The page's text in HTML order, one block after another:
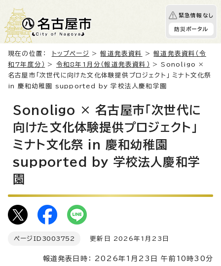
緊急情報なし
防災ポータル
現在の位置： トップページ >報道発表資料 >報道発表資料（令
和7年度分）
> 令和8年1月分（報道発表資料）
> Sonoligo ×
名古屋市「次世代に向けた文化体験提供プロジェクト」 ミナト文化祭
in 慶和幼稚園 supported by 学校法人慶和学園
Sonoligo × 名古屋市「次世代に
向けた文化体験提供プロジェクト」
ミナト文化祭 in 慶和幼稚園
supported by 学校法人慶和学
園
ページID 3003752 更新日 2026年1月23日
報道発表日時： 2026年1月23日 午前10時30分